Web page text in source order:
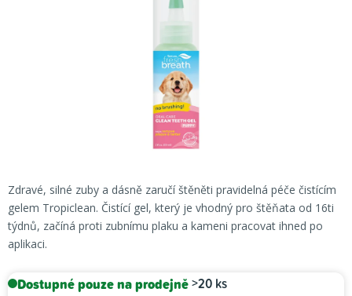
Zdravé, silné zuby a dásně zaručí štěněti pravidelná péče čistícím
gelem Tropiclean. Čistící gel, který je vhodný pro štěňata od 16ti
týdnů, začíná proti zubnímu plaku a kameni pracovat ihned po
aplikaci.
Dostupné pouze na prodejně>20 ks